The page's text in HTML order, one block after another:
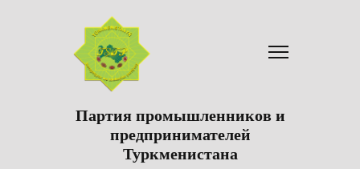
Партия промышленников и
предпринимателей
Туркменистана